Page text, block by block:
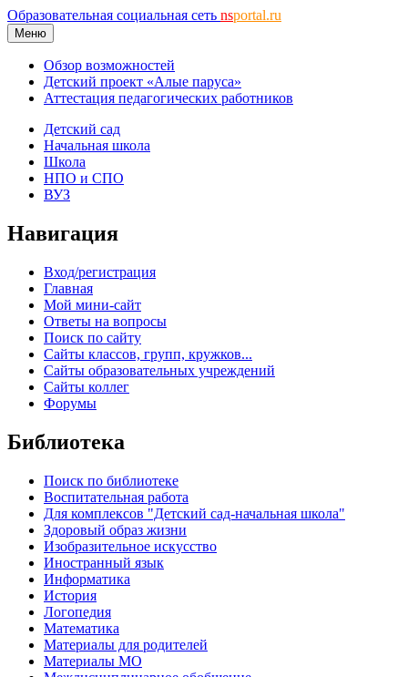
Образовательная социальная сеть nsportal.ru
Меню
Обзор возможностей
Детский проект «Алые паруса»
Аттестация педагогических работников
Детский сад
Начальная школа
Школа
НПО и СПО
ВУЗ
Навигация
Вход/регистрация
Главная
Мой мини-сайт
Ответы на вопросы
Поиск по сайту
Сайты классов, групп, кружков...
Сайты образовательных учреждений
Сайты коллег
Форумы
Библиотека
Поиск по библиотеке
Воспитательная работа
Для комплексов "Детский сад-начальная школа"
Здоровый образ жизни
Изобразительное искусство
Иностранный язык
Информатика
История
Логопедия
Математика
Материалы для родителей
Материалы МО